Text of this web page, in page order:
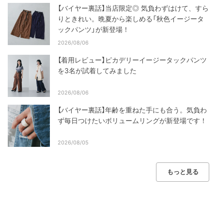
【バイヤー裏話】当店限定◎ 気負わずはけて、すら
りときれい。晩夏から楽しめる「秋色イージータ
ックパンツ」が新登場！
2026/08/06
【着用レビュー】ピカデリーイージータックパンツ
を3名が試着してみました
2026/08/06
【バイヤー裏話】年齢を重ねた手にも合う。気負わ
ず毎日つけたいボリュームリングが新登場です！
2026/08/05
もっと見る